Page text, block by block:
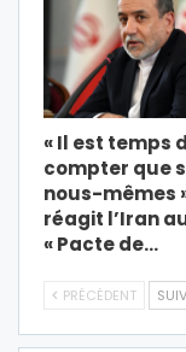
« Il est temps
compter que
nous-mêmes
réagit l’Iran
« Pacte de…
PRÉCÉDENT